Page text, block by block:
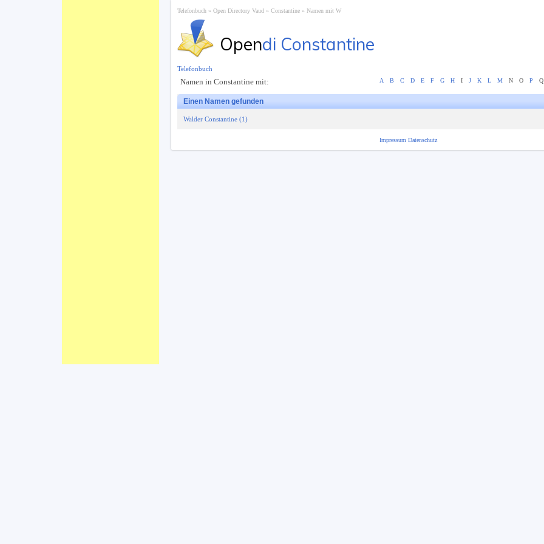
Telefonbuch Open Directory Vaud Constantine Namen mit W
Opendi Constantine
Namen in Constantine mit: A B C D E F G H I J K L M N O P Q
Einen Namen gefunden
Walder Constantine (1)
Telefonbuch
Impressum Datenschutz